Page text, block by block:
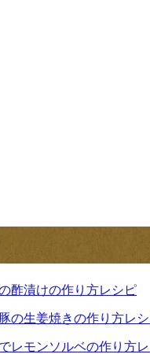
酢漬けの作り方レシピ
の生姜焼きの作り方レ
レモンソルベの作り方